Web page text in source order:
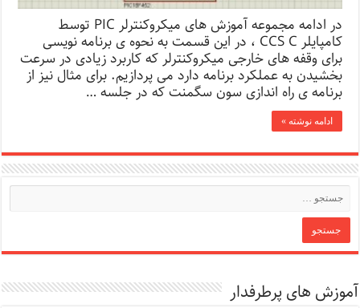
در ادامه مجموعه آموزش های میکروکنترلر PIC توسط
کامپایلر CCS C ، در این قسمت به نحوه ی برنامه نویسی
برای وقفه های خارجی میکروکنترلر که کاربرد زیادی در سرعت
بخشیدن به عملکرد برنامه دارد می پردازیم. برای مثال نیز از
برنامه ی راه اندازی سون سگمنت که در جلسه …
ادامه نوشته »
آموزش های پرطرفدار